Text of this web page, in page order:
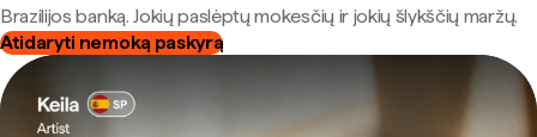
Brazilijos banką. Jokių paslėptų mokesčių ir jokių šlykščių maržų.
Atidaryti nemoką paskyrą